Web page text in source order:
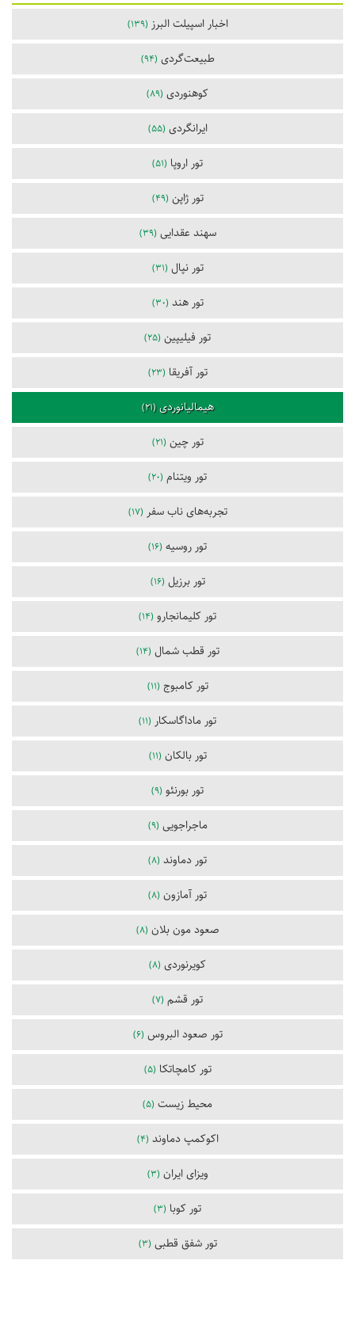
اخبار اسپیلت البرز (139)
طبیعت‌گردی (94)
کوهنوردی (89)
ایرانگردی (55)
تور اروپا (51)
تور ژاپن (49)
سهند عقدایی (39)
تور نپال (31)
تور هند (30)
تور فیلیپین (25)
تور آفریقا (23)
هیمالیانوردی(21)
تور چین (21)
تور ویتنام (20)
تجربه‌های ناب سفر (17)
تور روسیه (16)
تور برزیل (16)
تور کلیمانجارو (14)
تور قطب شمال (14)
تور کامبوج (11)
تور ماداگاسکار (11)
تور بالکان (11)
تور بورنئو (9)
ماجراجویی (9)
تور دماوند (8)
تور آمازون (8)
صعود مون بلان (8)
کویرنوردی (8)
تور قشم (7)
تور صعود البروس (6)
تور کامچاتکا (5)
محیط زیست (5)
اکوکمپ دماوند (4)
ویزای ایران (3)
تور کوبا (3)
تور شفق قطبی (3)